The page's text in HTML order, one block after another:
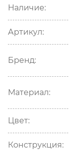
Наличие:
Артикул:
Бренд:
Материал:
Цвет:
Конструкция: